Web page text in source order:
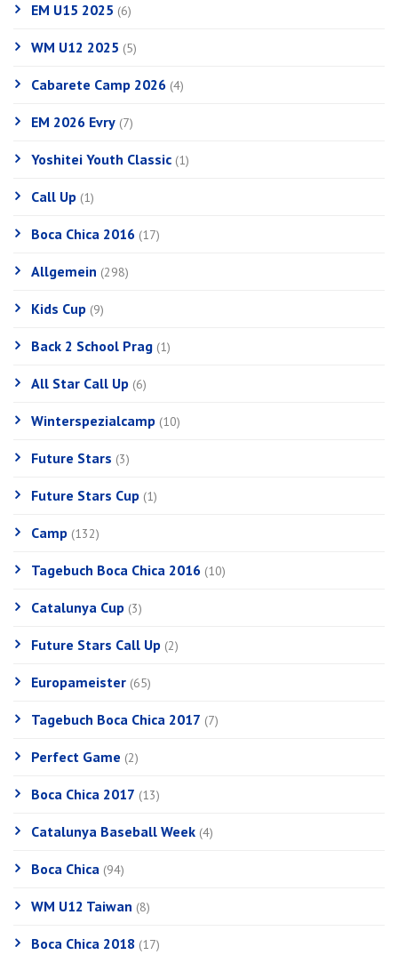
EM U15 2025 (6)
WM U12 2025 (5)
Cabarete Camp 2026 (4)
EM 2026 Evry (7)
Yoshitei Youth Classic (1)
Call Up (1)
Boca Chica 2016 (17)
Allgemein (298)
Kids Cup (9)
Back 2 School Prag (1)
All Star Call Up (6)
Winterspezialcamp (10)
Future Stars (3)
Future Stars Cup (1)
Camp (132)
Tagebuch Boca Chica 2016 (10)
Catalunya Cup (3)
Future Stars Call Up (2)
Europameister (65)
Tagebuch Boca Chica 2017 (7)
Perfect Game (2)
Boca Chica 2017 (13)
Catalunya Baseball Week (4)
Boca Chica (94)
WM U12 Taiwan (8)
Boca Chica 2018 (17)